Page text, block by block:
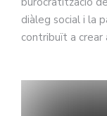
diàleg social i la
contribuït a